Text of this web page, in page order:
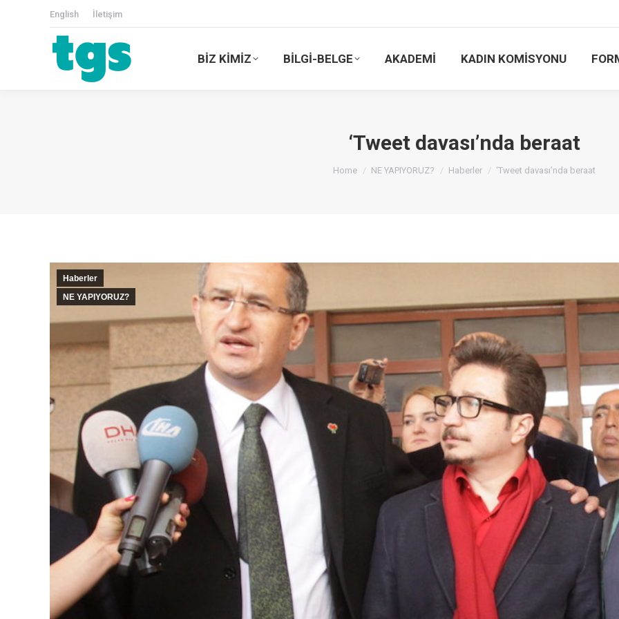
English İletişim
BİZ KİMİZ BİLGİ-BELGE AKADEMİ KADIN KOMİSYONU
‘Tweet davası’nda beraat
You are here:
Home NE YAPIYORUZ? Haberler ‘Tweet davası’nda beraat
Haberler
NE YAPIYORUZ?